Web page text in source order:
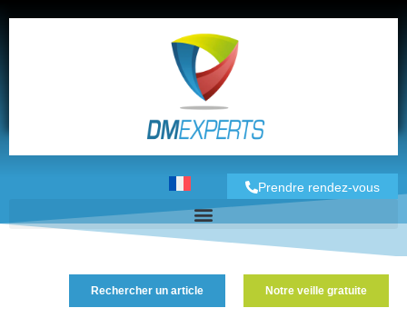
Prendre rendez-vous
Rechercher un article Notre veille gratuite